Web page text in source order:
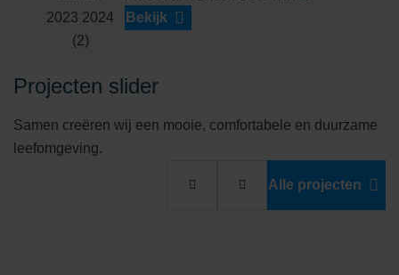
Bekijk
Projecten slider
Samen creëren wij een mooie, comfortabele en duurzame
leefomgeving.
Alle projecten